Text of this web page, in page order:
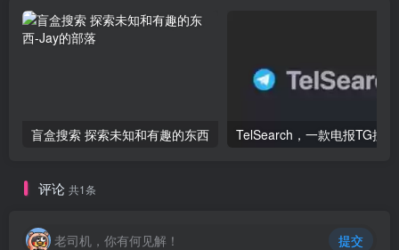
盲盒搜索 探索未知和有趣的东西
评论 共1条
老司机，你有何见解！ 提交